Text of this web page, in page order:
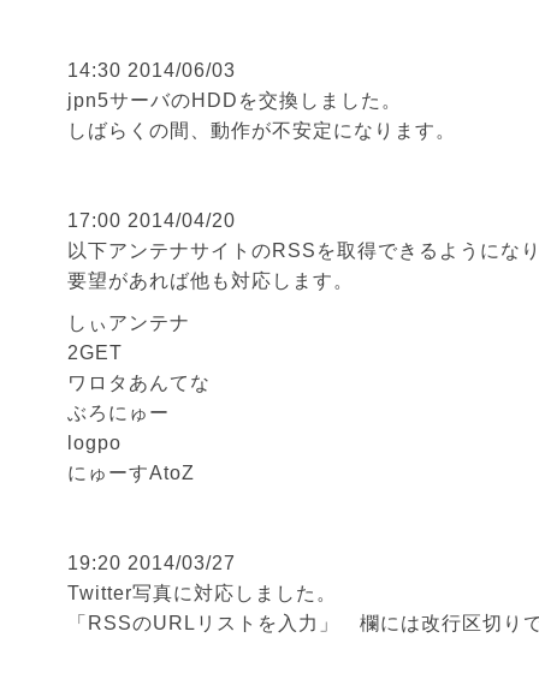
14:30 2014/06/03
jpn5サーバのHDDを交換しました。
しばらくの間、動作が不安定になります。
17:00 2014/04/20
以下アンテナサイトのRSSを取得できるようにな
要望があれば他も対応します。
しぃアンテナ
2GET
ワロタあんてな
ぶろにゅー
logpo
にゅーすAtoZ
19:20 2014/03/27
Twitter写真に対応しました。
「RSSのURLリストを入力」 欄には改行区切り